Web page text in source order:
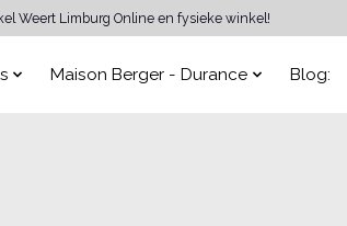
Weert Limburg Online en fysieke winkel!
Maison Berger - Durance Blog: